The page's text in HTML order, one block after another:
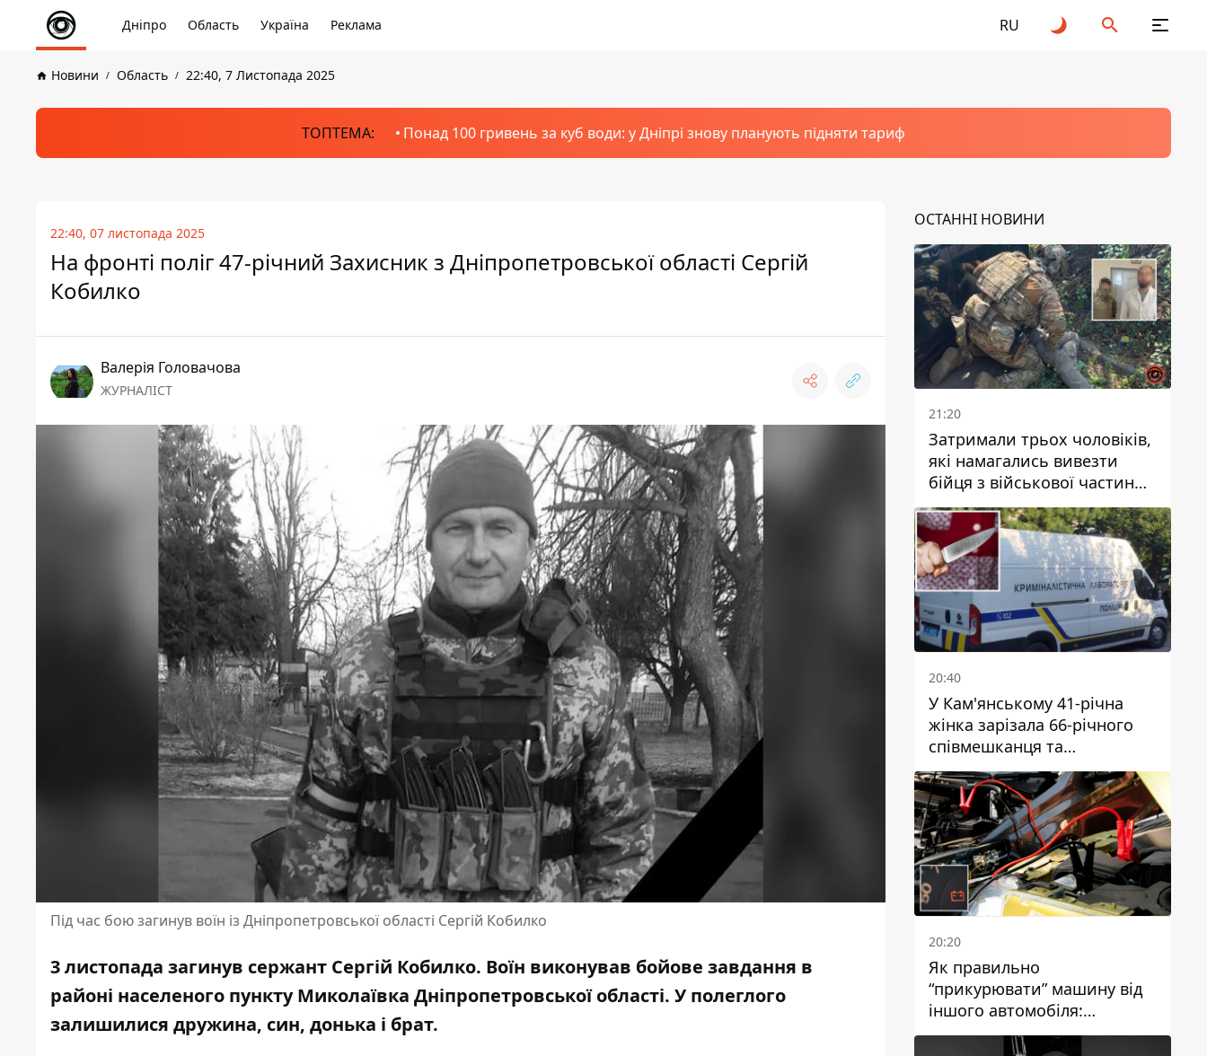
Дніпро Область Україна Реклама RU
Новини Область 22:40, 7 Листопада 2025
ТОПТЕМА: Понад 100 гривень за куб води: у Дніпрі знову планують підняти тариф
22:40, 07 листопада 2025
На фронті поліг 47-річний Захисник з Дніпропетровської області Сергій
Кобилко
Валерія Головачова
ЖУРНАЛІСТ
Під час бою загинув воїн із Дніпропетровської області Сергій Кобилко
3 листопада загинув сержант Сергій Кобилко. Воїн виконував бойове завдання в
районі населеного пункту Миколаївка Дніпропетровської області. У полеглого
залишилися дружина, син, донька і брат.
ОСТАННІ НОВИНИ
21:20
Затримали трьох чоловіків,
які намагались вивезти
бійця з військової частини
до Дніпра за 7 тисяч
доларів: серед них був лікар
20:40
У Кам'янському 41-річна
жінка зарізала 66-річного
співмешканця та
намагалась обманути
поліцейських
20:20
Як правильно
“прикурювати” машину від
іншого автомобіля:
інструкція для водіїв